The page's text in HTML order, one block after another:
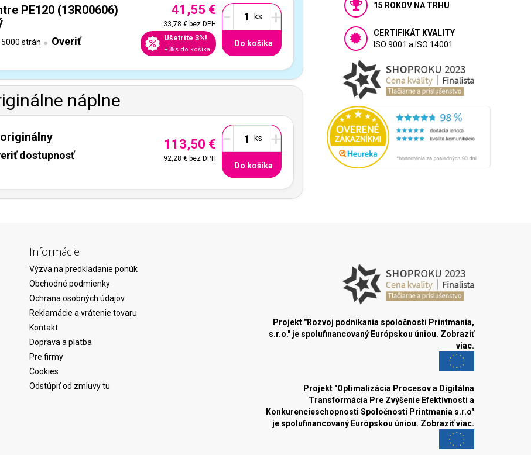
PE120 (13R00606)
5000 strán
Overiť
41,55 €
33,78 €bez DPH
Ušetríte 3%!
+3ks do košíka
- +
Do košíka
náplne
dostupnosť
113,50 €
92,28 €bez DPH
- +
Do košíka
15 ROKOV NA TRHU
CERTIFIKÁT KVALITY
ISO 9001 a ISO 14001
Informácie
Výzva na predkladanie ponúk
Obchodné podmienky
Ochrana osobných údajov
Reklamácie a vrátenie tovaru
Kontakt
Doprava a platba
Pre firmy
Cookies
Odstúpiť od zmluvy tu
Projekt "Rozvoj podnikania spoločnosti Printmania,
s.r.o." je spolufinancovaný Európskou úniou. Zobraziť
viac.
Projekt "Optimalizácia Procesov a Digitálna
Transformácia Pre Zvýšenie Efektívnosti a
Konkurencieschopnosti Spoločnosti Printmania s.r.o"
je spolufinancovaný Európskou úniou. Zobraziť viac.